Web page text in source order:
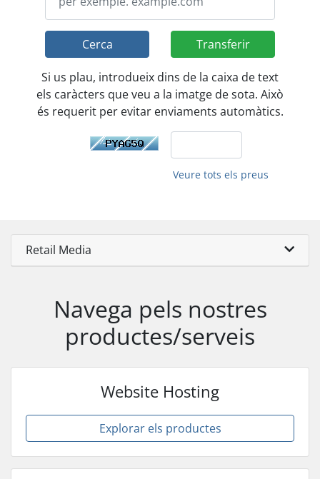
Cerca Transferir
Si us plau, introdueix dins de la caixa de text
els caràcters que veu a la imatge de sota. Això
és requerit per evitar enviaments automàtics.
Veure tots els preus
Retail Media
Navega pels nostres
productes/serveis
Website Hosting
Explorar els productes